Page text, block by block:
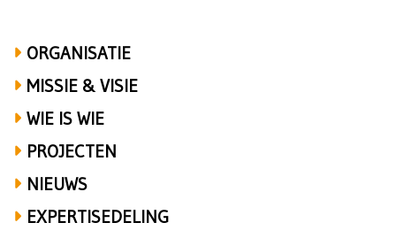
|
2019-
2023
ORGANISATIE
MISSIE & VISIE
WIE IS WIE
PROJECTEN
NIEUWS
EXPERTISEDELING